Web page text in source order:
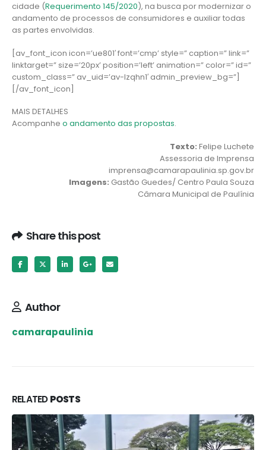
cidade (Requerimento 145/2020), na busca por modernizar o
andamento de processos de consumidores e auxiliar todas
as partes envolvidas.
[av_font_icon icon=’ue801′ font=’cmp’ style=” caption=” link=”
linktarget=” size=’20px’ position=’left’ animation=” color=” id=”
custom_class=” av_uid=’av-lzqhn1′ admin_preview_bg=”]
[/av_font_icon]
MAIS DETALHES
Acompanhe o andamento das propostas.
Texto: Felipe Luchete
Assessoria de Imprensa
imprensa@camarapaulinia.sp.gov.br
Imagens: Gastão Guedes/ Centro Paula Souza
Câmara Municipal de Paulínia
Share this post
Author
camarapaulinia
RELATEDPOSTS